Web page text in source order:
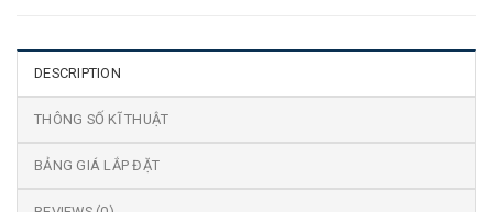
DESCRIPTION
THÔNG SỐ KĨ THUẬT
BẢNG GIÁ LẮP ĐẶT